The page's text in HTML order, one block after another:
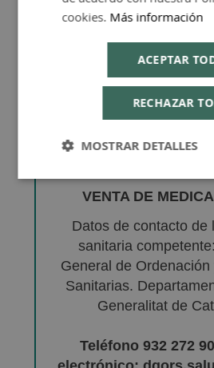
VENTA DE
Datos de contacto de
sanitaria
General de
Sanitarias.
Generalitat de
Teléfono 932 272
cookies. Más información
ACEPTAR
RECHAZAR
MOSTRAR DETALLES